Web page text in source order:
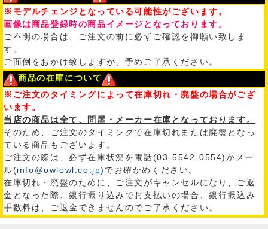
※モデルチェンジとなっている可能性がございます。
画像は商品登録時の商品イメージとなっております。
ご不明の場合は、ご注文の前に必ずご確認を御願い致しま
す。
ご面倒をおかけ致しますが、予めご了承ください。
商品の在庫について
※ご注文のタイミングによって在庫切れ・廃盤の場合がござ
います。
当店の商品は全て、問屋・メーカー在庫となっております。
そのため、ご注文のタイミングで在庫切れまたは廃盤となっ
ている商品もございます。
ご注文の際は、必ず在庫状況を電話(03-5542-0554)かメー
ル(info@owlowl.co.jp)でお確かめください。
在庫切れ・廃盤のために、ご注文がキャンセルになり、ご返
金となった際、銀行振り込みでお支払いの場合、銀行振込み
手数料は、ご返金できませんのでご了承ください。